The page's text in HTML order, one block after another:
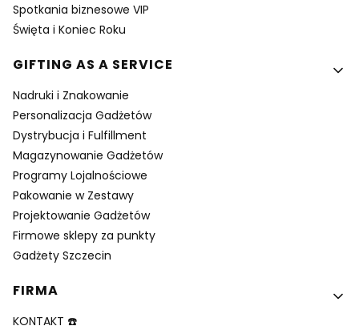
Spotkania biznesowe VIP
Święta i Koniec Roku
GIFTING AS A SERVICE
Nadruki i Znakowanie
Personalizacja Gadżetów
Dystrybucja i Fulfillment
Magazynowanie Gadżetów
Programy Lojalnościowe
Pakowanie w Zestawy
Projektowanie Gadżetów
Firmowe sklepy za punkty
Gadżety Szczecin
FIRMA
KONTAKT ☎️